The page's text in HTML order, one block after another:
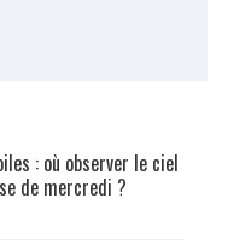
: où observer le ciel
de mercredi ?